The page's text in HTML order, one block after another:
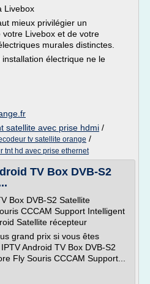
Livebox
mieux privilégier un
Livebox et de votre
murales distinctes.
électrique ne le
satellite avec prise hdmi /
tv satellite orange /
tnt hd avec prise ethernet
TV Box DVB-S2
Box DVB-S2 Satellite
CCCAM Support Intelligent
Satellite récepteur
grand prix si vous êtes
Android TV Box DVB-S2
Fly Souris CCCAM Support...